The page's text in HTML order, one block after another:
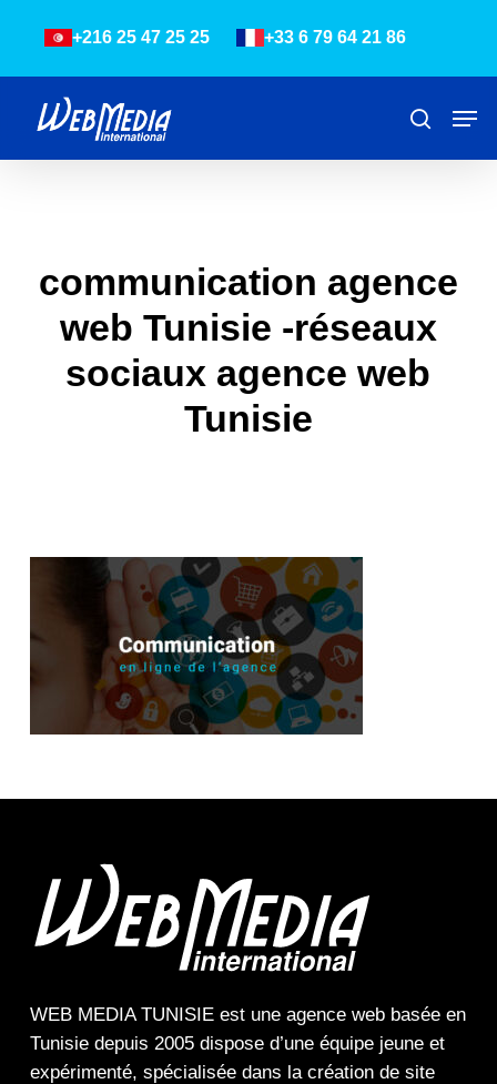
content
+216 25 47 25 25 +33 6 79 64 21 86
communication agence
web Tunisie -réseaux
sociaux agence web
Tunisie
WEB MEDIA TUNISIEest une agence webbasée en
Tunisie depuis 2005 dispose d’une équipe jeune et
expérimenté, spécialisée dans la création de site